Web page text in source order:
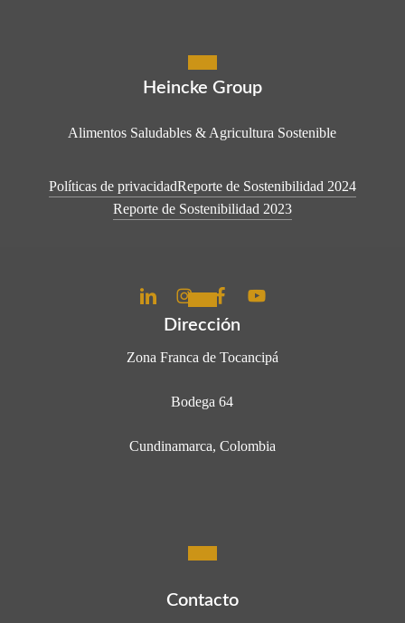
Heincke Group
Alimentos Saludables & Agricultura Sostenible
Políticas de privacidadReporte de Sostenibilidad 2024
Reporte de Sostenibilidad 2023
Dirección
Zona Franca de Tocancipá
Bodega 64
Cundinamarca, Colombia
Contacto